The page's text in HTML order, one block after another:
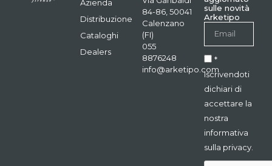
Azienda
Distribuzione
Cataloghi
Dealers
84-86, 50041
Calenzano
(FI)
055
8876248
info@arketipo.com
sulle novità
Arketipo
*
Iscrivendoti
dichiari di
accettare la
nostra
informativa
sulla privacy.